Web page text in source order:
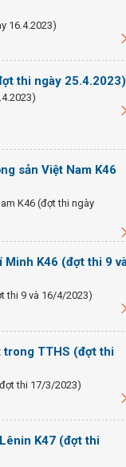
16.4.2023)
thi ngày 25.4.2023)
sản Việt Nam K46
K46 (đợt thi ngày
Minh K46 (đợt thi 9
thi 9 và 16/4/2023)
trong TTHS (đợt thi
thi 17/3/2023)
K47 (đợt thi